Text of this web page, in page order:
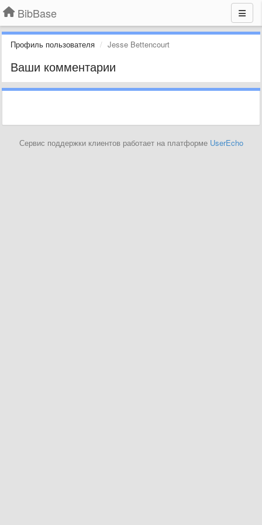
BibBase
Профиль пользователя Jesse Bettencourt
Ваши комментарии
Сервис поддержки клиентов работает на платформе UserEcho